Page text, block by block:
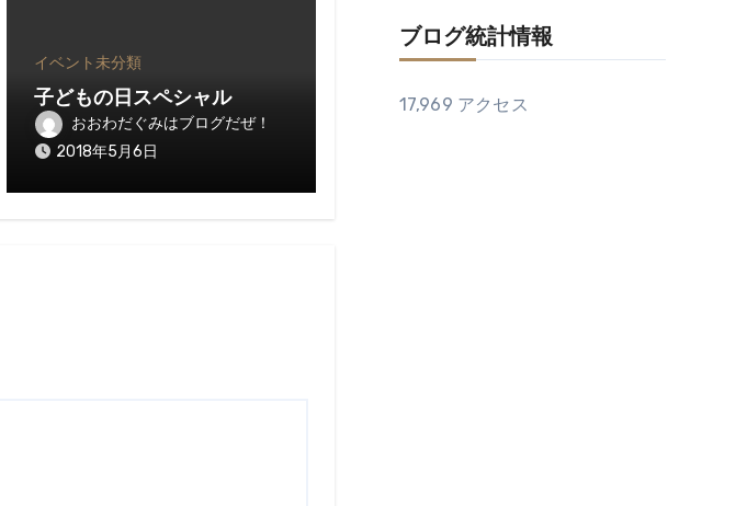
イベント未分類
子どもの日スペシャル
おおわだぐみはブログだぜ！
2018年5月6日
ブログ統計情報
17,969 アクセス